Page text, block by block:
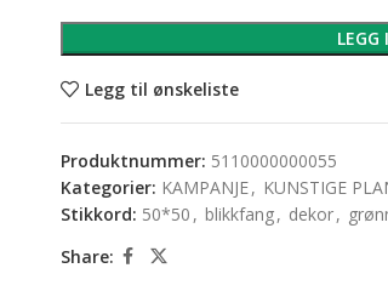
LEGG
Legg til ønskeliste
Produktnummer: 5110000000055
Kategorier: KAMPANJE, KUNSTIGE
Stikkord: 50*50 , blikkfang, dekor,
Share: